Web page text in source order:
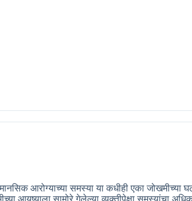
आरोग्याच्या समस्या या कधीही एका जोखमीच्या